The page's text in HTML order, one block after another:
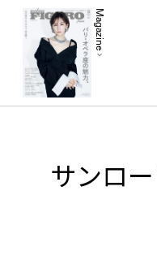
Magazine
サンロ